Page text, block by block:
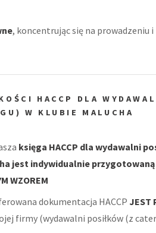
, koncentrując się na prowadzeniu
HACCP DLA
W KLUBIE MALUCHA
księga HACCP dla wydawalni
jest indywidualnie przygotowaną
WZOREM
dokumentacja HACCP JEST
firmy (wydawalni posiłków (z